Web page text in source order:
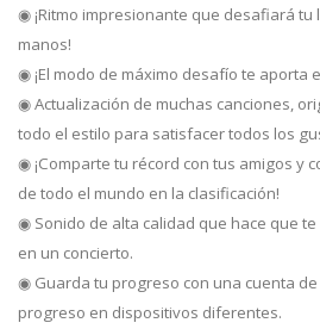
◉ ¡Ritmo impresionante que desafiará tu
manos!
◉ ¡El modo de máximo desafío te aporta
◉ Actualización de muchas canciones,
todo el estilo para satisfacer todos los
◉ ¡Comparte tu récord con tus amigos y
de todo el mundo en la clasificación!
◉ Sonido de alta calidad que hace que
en un concierto.
◉ Guarda tu progreso con una cuenta de
progreso en dispositivos diferentes.